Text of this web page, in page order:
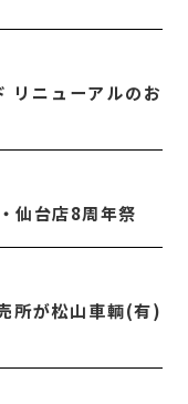
リニューアルのお
仙台店8周年祭
所が松山車輌(有)